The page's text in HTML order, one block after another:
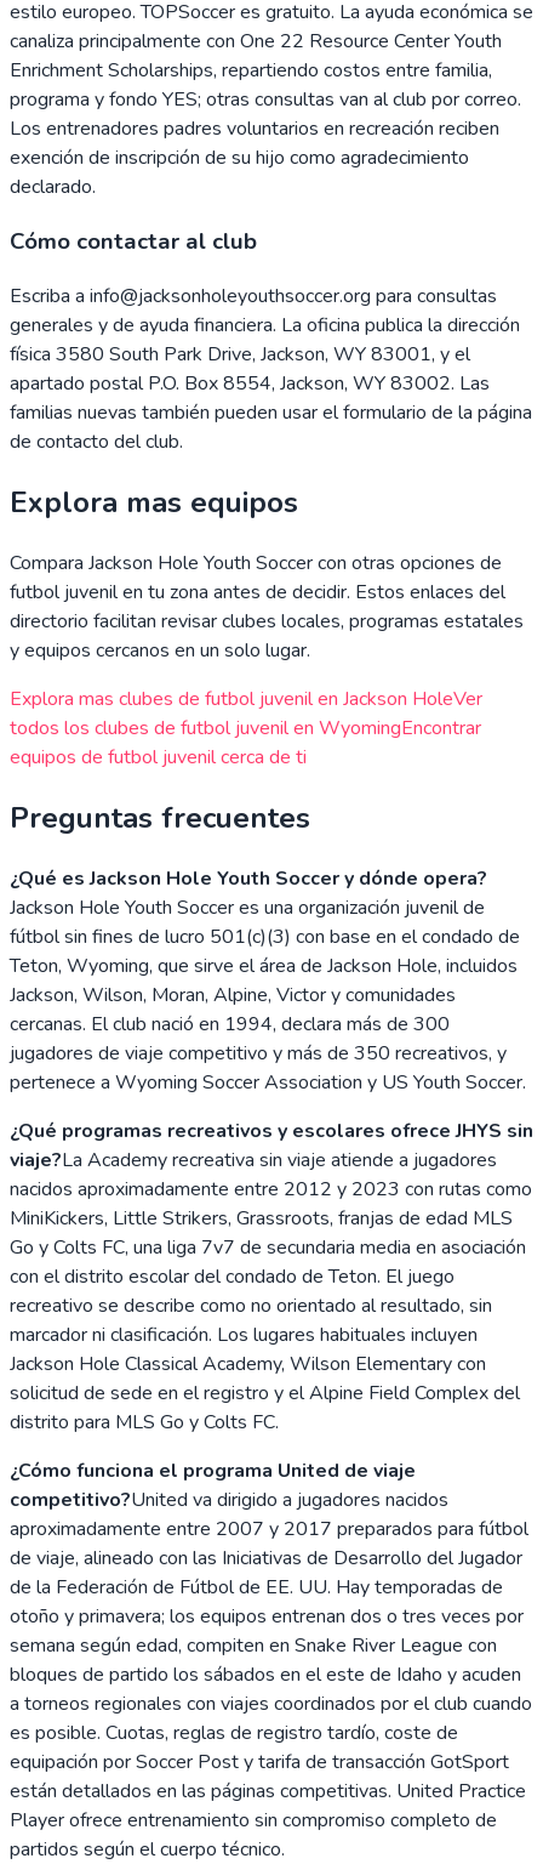
estilo europeo. TOPSoccer es gratuito. La ayuda económica se
canaliza principalmente con One 22 Resource Center Youth
Enrichment Scholarships, repartiendo costos entre familia,
programa y fondo YES; otras consultas van al club por correo.
Los entrenadores padres voluntarios en recreación reciben
exención de inscripción de su hijo como agradecimiento
declarado.
Cómo contactar al club
Escriba a info@jacksonholeyouthsoccer.org para consultas
generales y de ayuda financiera. La oficina publica la dirección
física 3580 South Park Drive, Jackson, WY 83001, y el
apartado postal P.O. Box 8554, Jackson, WY 83002. Las
familias nuevas también pueden usar el formulario de la página
de contacto del club.
Explora mas equipos
Compara Jackson Hole Youth Soccercon otras opciones de
futbol juvenil en tu zona antes de decidir. Estos enlaces del
directorio facilitan revisar clubes locales, programas estatales
y equipos cercanos en un solo lugar.
Explora mas clubes de futbol juvenil en Jackson HoleVer
todos los clubes de futbol juvenil en WyomingEncontrar
equipos de futbol juvenil cerca de ti
Preguntas frecuentes
¿Qué es Jackson Hole Youth Soccer y dónde opera?
Jackson Hole Youth Soccer es una organización juvenil de
fútbol sin fines de lucro 501(c)(3) con base en el condado de
Teton, Wyoming, que sirve el área de Jackson Hole, incluidos
Jackson, Wilson, Moran, Alpine, Victor y comunidades
cercanas. El club nació en 1994, declara más de 300
jugadores de viaje competitivo y más de 350 recreativos, y
pertenece a Wyoming Soccer Association y US Youth Soccer.
¿Qué programas recreativos y escolares ofrece JHYS sin
viaje?La Academy recreativa sin viaje atiende a jugadores
nacidos aproximadamente entre 2012 y 2023 con rutas como
MiniKickers, Little Strikers, Grassroots, franjas de edad MLS
Go y Colts FC, una liga 7v7 de secundaria media en asociación
con el distrito escolar del condado de Teton. El juego
recreativo se describe como no orientado al resultado, sin
marcador ni clasificación. Los lugares habituales incluyen
Jackson Hole Classical Academy, Wilson Elementary con
solicitud de sede en el registro y el Alpine Field Complex del
distrito para MLS Go y Colts FC.
¿Cómo funciona el programa United de viaje
competitivo?United va dirigido a jugadores nacidos
aproximadamente entre 2007 y 2017 preparados para fútbol
de viaje, alineado con las Iniciativas de Desarrollo del Jugador
de la Federación de Fútbol de EE. UU. Hay temporadas de
otoño y primavera; los equipos entrenan dos o tres veces por
semana según edad, compiten en Snake River League con
bloques de partido los sábados en el este de Idaho y acuden
a torneos regionales con viajes coordinados por el club cuando
es posible. Cuotas, reglas de registro tardío, coste de
equipación por Soccer Post y tarifa de transacción GotSport
están detallados en las páginas competitivas. United Practice
Player ofrece entrenamiento sin compromiso completo de
partidos según el cuerpo técnico.